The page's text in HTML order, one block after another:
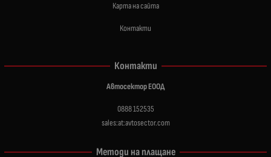
Карта на сайта
Контакти
Контакти
Автосектор ЕООД
0888 152535
sales:at:avtosector.com
Методи на плащане